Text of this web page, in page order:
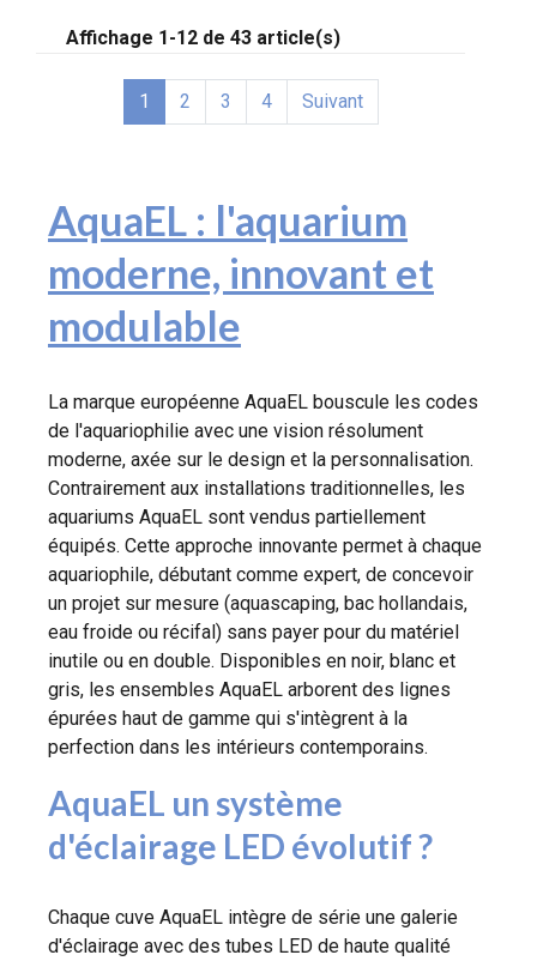
Affichage 1-12 de 43 article(s)
1 2 3 4 Suivant
AquaEL : l'aquarium
moderne, innovant et
modulable
La marque européenne AquaEL bouscule les codes
de l'aquariophilie avec une vision résolument
moderne, axée sur le design et la personnalisation.
Contrairement aux installations traditionnelles, les
aquariums AquaEL sont vendus partiellement
équipés. Cette approche innovante permet à chaque
aquariophile, débutant comme expert, de concevoir
un projet sur mesure (aquascaping, bac hollandais,
eau froide ou récifal) sans payer pour du matériel
inutile ou en double. Disponibles en noir, blanc et
gris, les ensembles AquaEL arborent des lignes
épurées haut de gamme qui s'intègrent à la
perfection dans les intérieurs contemporains.
AquaEL un système
d'éclairage LED évolutif ?
Chaque cuve AquaEL intègre de série une galerie
d'éclairage avec des tubes LED de haute qualité